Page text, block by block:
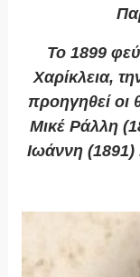
Το 1899
Χαρίκλεια,
προηγηθεί οι
Μικέ Ράλλη
Ιωάννη